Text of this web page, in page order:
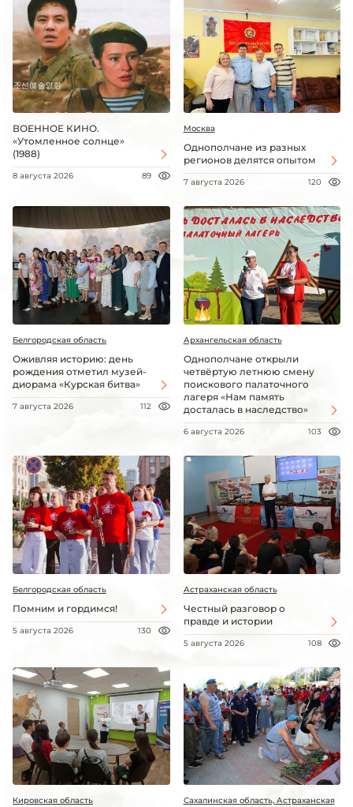
ВОЕННОЕ КИНО.
«Утомленное солнце»
(1988)
8 августа 2026 89
Москва
Однополчане из разных
регионов делятся опытом
7 августа 2026 120
Белгородская область
Оживляя историю: день
рождения отметил музей-
диорама «Курская битва»
7 августа 2026 112
Архангельская область
Однополчане открыли
четвёртую летнюю смену
поискового палаточного
лагеря «Нам память
досталась в наследство»
6 августа 2026 103
Белгородская область
Помним и гордимся!
5 августа 2026 130
Астраханская область
Честный разговор о
правде и истории
5 августа 2026 108
Кировская область
Сахалинская область, Астраханская